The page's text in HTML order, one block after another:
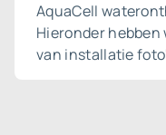
AquaCell
Hieronder
van installatie